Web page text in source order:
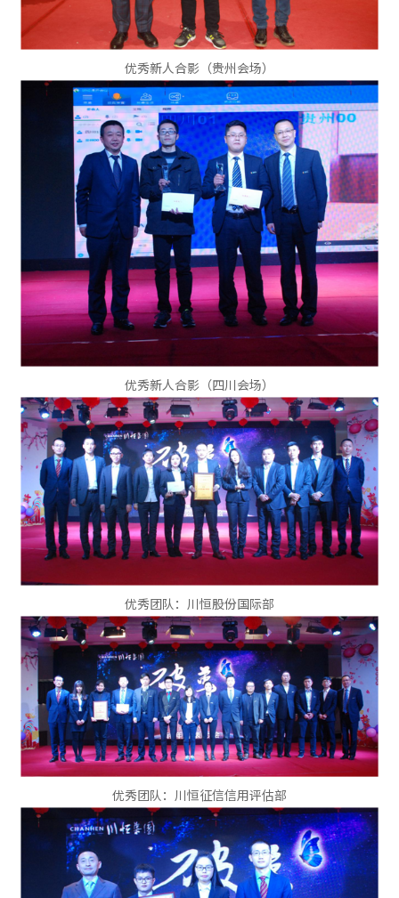
优秀新人合影（贵州会场）
优秀新人合影（四川会场）
优秀团队：川恒股份国际部
优秀团队：川恒征信信用评估部